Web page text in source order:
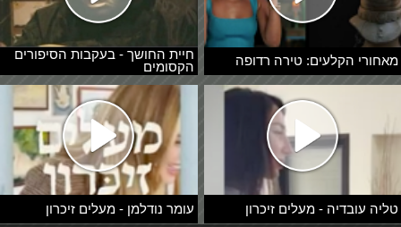
מאחורי הקלעים: טירה רדופה
חיית החושך - בעקבות הסיפורים
הקסומים
טליה עובדיה - מעלים זיכרון עומר נודלמן - מעלים זיכרון